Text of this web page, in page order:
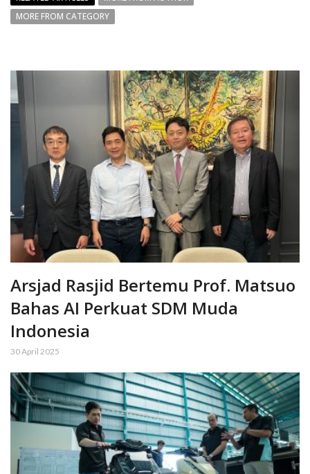
MORE FROM CATEGORY
Arsjad Rasjid Bertemu Prof. Matsuo
Bahas AI Perkuat SDM Muda
Indonesia
30 April 2025